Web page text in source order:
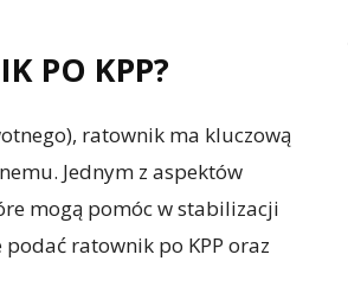
PO KPP?
ratownik ma kluczową
Jednym z aspektów
mogą pomóc w stabilizacji
ratownik po KPP oraz